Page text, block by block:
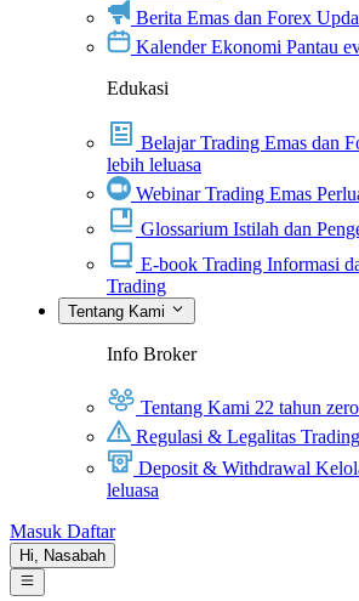
Berita Emas dan Forex
Kalender Ekonomi Pantau
Edukasi
Belajar Trading Emas dan
lebih leluasa
Webinar Trading Emas
Glossarium Istilah dan
E-book Trading Informasi
Trading
Tentang Kami
Info Broker
Tentang Kami 22 tahun
Regulasi & Legalitas
Deposit & Withdrawal
leluasa
Masuk Daftar
Hi, Nasabah